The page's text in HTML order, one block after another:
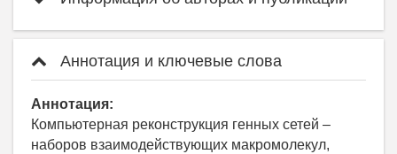
Аннотация и ключевые слова
Аннотация:
Компьютерная реконструкция генных сетей –
наборов взаимодействующих макромолекул,